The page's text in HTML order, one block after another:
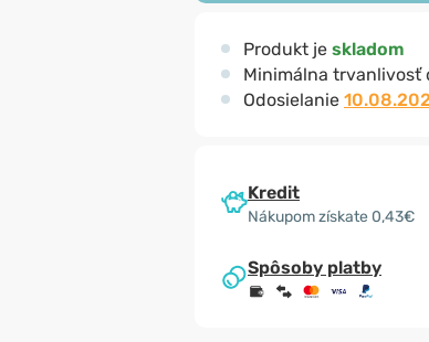
Produkt je skladom
Minimálna trvanlivosť
Odosielanie
Kredit
Nákupom získate 0,43€
Spôsoby platby